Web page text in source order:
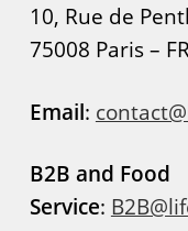
10, Rue de
75008 Paris –
Email:
B2B and Food
Service: